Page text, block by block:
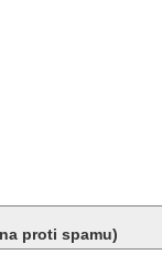
proti spamu)